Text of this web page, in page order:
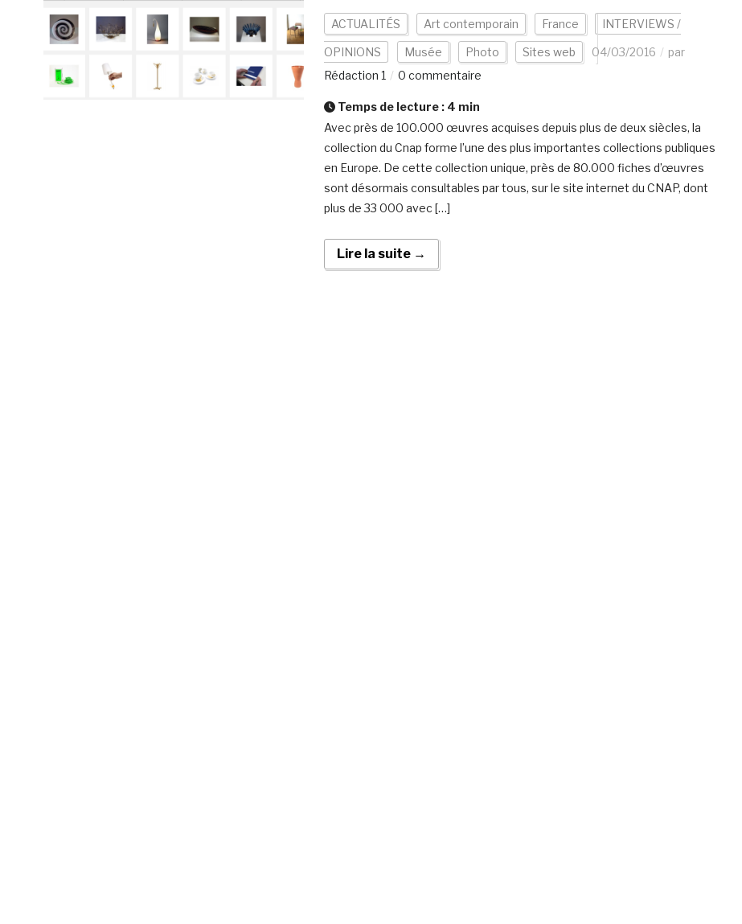
ACTUALITÉS Art contemporain France INTERVIEWS /
OPINIONS Musée Photo Sites web 04/03/2016
par
Rédaction 1
0 commentaire
Temps de lecture : 4 min
Avec près de 100.000 œuvres acquises depuis plus de deux siècles, la
collection du Cnap forme l’une des plus importantes collections publiques
en Europe. De cette collection unique, près de 80.000 fiches d’œuvres
sont désormais consultables par tous, sur le site internet du CNAP, dont
plus de 33 000 avec […]
Lire la suite →